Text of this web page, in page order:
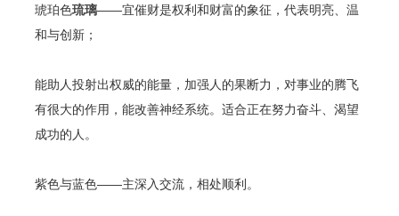
琥珀色琉璃——宜催财是权利和财富的象征，代表明亮、温
和与创新；
能助人投射出权威的能量，加强人的果断力，对事业的腾飞
有很大的作用，能改善神经系统。适合正在努力奋斗、渴望
成功的人。
紫色与蓝色——主深入交流，相处顺利。